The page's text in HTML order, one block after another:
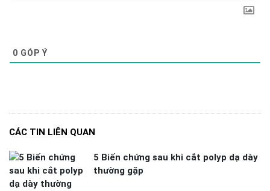
0 GÓP Ý
CÁC TIN LIÊN QUAN
5 Biến chứng sau khi cắt polyp dạ dày
thường gặp